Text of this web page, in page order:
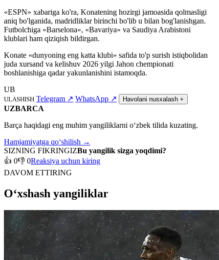
«ESPN» xabariga ko'ra, Konatening hozirgi jamoasida qolmasligi
aniq bo'lganida, madridliklar birinchi bo'lib u bilan bog'lanishgan.
Futbolchiga «Barselona», «Bavariya» va Saudiya Arabistoni
klublari ham qiziqish bildirgan.
Konate «dunyoning eng katta klubi» safida to'p surish istiqbolidan
juda xursand va kelishuv 2026 yilgi Jahon chempionati
boshlanishiga qadar yakunlanishini istamoqda.
UB
ULASHISH Telegram ↗ WhatsApp ↗ Havolani nusxalash +
UZBARCA
Barça haqidagi eng muhim yangiliklarni o‘zbek tilida kuzating.
Hamjamiyatga qo‘shilish →
SIZNING FIKRINGIZBu yangilik sizga yoqdimi?
👍 0👎 0Reaksiya uchun kiring
DAVOM ETTIRING
O‘xshash yangiliklar